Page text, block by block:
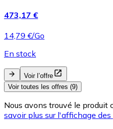
473,17 €
14,79 €/Go
En stock
Voir l’offre
Voir toutes les offres (9)
Nous avons trouvé le produit
savoir plus sur l'affichage